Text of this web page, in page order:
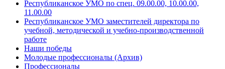
Республиканское УМО по спец. 09.00.00, 10.00.00,
11.00.00
Республиканское УМО заместителей директора по
учебной, методической и учебно-производственной
работе
Наши победы
Молодые профессионалы (Архив)
Профессионалы